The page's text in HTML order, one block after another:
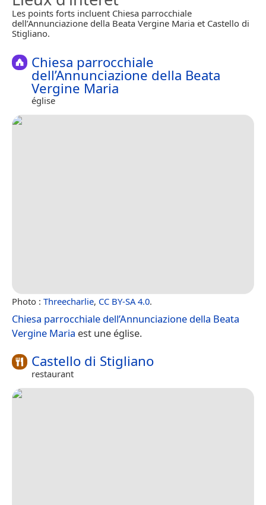
Les points forts incluent Chiesa parrocchiale
dell’Annunciazione della Beata Vergine Maria et Castello di
Stigliano.
Chiesa parrocchiale
dell’Annunciazione della Beata
Vergine Maria
église
Photo : Threecharlie, CC BY-SA 4.0.
Chiesa parrocchiale dell’Annunciazione della Beata
Vergine Maria est une église.
Castello di Stigliano
restaurant